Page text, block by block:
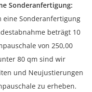
Sonderanfertigung:
eine Sonderanfertigung
beträgt 10
von 250,00
80 qm sind wir
und Neujustierungen
zu erheben.